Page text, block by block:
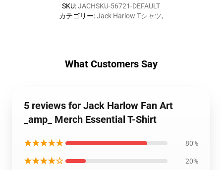
SKU:JACHSKU-56721-DEFAULT
カテゴリー:Jack Harlow Tシャツ,
What Customers Say
5 reviews for Jack Harlow Fan Art
_amp_ Merch Essential T-Shirt
★★★★★ 80%
★★★★☆ 20%